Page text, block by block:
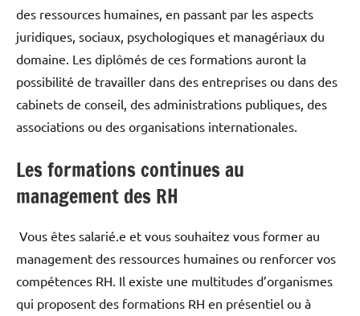
des ressources humaines, en passant par les aspects
juridiques, sociaux, psychologiques et managériaux du
domaine. Les diplômés de ces formations auront la
possibilité de travailler dans des entreprises ou dans des
cabinets de conseil, des administrations publiques, des
associations ou des organisations internationales.
Les formations continues au
management des RH
Vous êtes salarié.e et vous souhaitez vous former au
management des ressources humaines ou renforcer vos
compétences RH. Il existe une multitudes d’organismes
qui proposent des formations RH en présentiel ou à